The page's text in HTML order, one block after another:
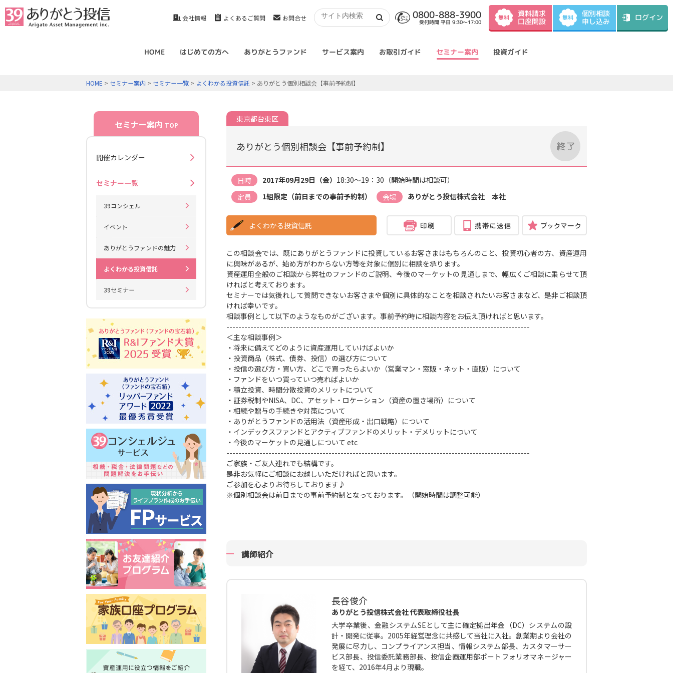
会社情報 よくあるご質問 お問合せ 0800-888-3900
受付時間 平日 9:30～17:00
無料 資料請求
口座開設 無料 個別相談
申し込み ログイン
HOME はじめての方へ ありがとうファンド サービス案内 お取引ガイド セミナー案内 投資ガイド
HOME > セミナー案内 > セミナー一覧 > よくわかる投資信託 > ありがとう個別相談会【事前予約制】
東京都台東区
ありがとう個別相談会【事前予約制】
日時 2017年09月29日（金） 18:30～19：30（開始時間は相談可）
定員
1組限定（前日までの事前予約制） 会場 ありがとう投信株式会社 本社
よくわかる投資信託
この相談会では、既にありがとうファンドに投資しているお客さまはもちろんのこと、投資初心者の方、資産運用
に興味があるが、始め方がわからない方等を対象に個別に相談を承ります。
資産運用全般のご相談から弊社のファンドのご説明、今後のマーケットの見通しまで、幅広くご相談に乗らせて頂
ければと考えております。
セミナーでは気後れして質問できないお客さまや個別に具体的なことを相談されたいお客さまなど、是非ご相談頂
ければ幸いです。
相談事例として以下のようなものがございます。事前予約時に相談内容をお伝え頂ければと思います。
-----------------------------------------------------------------------------------------------------
＜主な相談事例＞
・将来に備えてどのように資産運用していけばよいか
・投資商品（株式、債券、投信）の選び方について
・投信の選び方・買い方、どこで買ったらよいか（営業マン・窓販・ネット・直販）について
・ファンドをいつ買っていつ売ればよいか
・積立投資、時間分散投資のメリットについて
・証券税制やNISA、DC、アセット・ロケーション（資産の置き場所）について
・相続や贈与の手続きや対策について
・ありがとうファンドの活用法（資産形成・出口戦略）について
・インデックスファンドとアクティブファンドのメリット・デメリットについて
・今後のマーケットの見通しについて etc
-----------------------------------------------------------------------------------------------------
ご家族・ご友人連れでも結構です。
是非お気軽にご相談にお越しいただければと思います。
ご参加を心よりお待ちしております♪
※個別相談会は前日までの事前予約制となっております。（開始時間は調整可能）
講師紹介
長谷俊介
ありがとう投信株式会社 代表取締役社長
大学卒業後、金融システムSEとして主に確定拠出年金（DC）システムの設
計・開発に従事。2005年経営理念に共感して当社に入社。創業期より会社の
発展に尽力し、コンプライアンス担当、情報システム部長、カスタマーサー
ビス部長、投信委託業務部長、投信企画運用部ポートフォリオマネージャー
を経て、2016年4月より現職。
セミナー案内 TOP
開催カレンダー
セミナー一覧
39コンシェル
イベント
ありがとうファンドの魅力
よくわかる投資信託
39セミナー